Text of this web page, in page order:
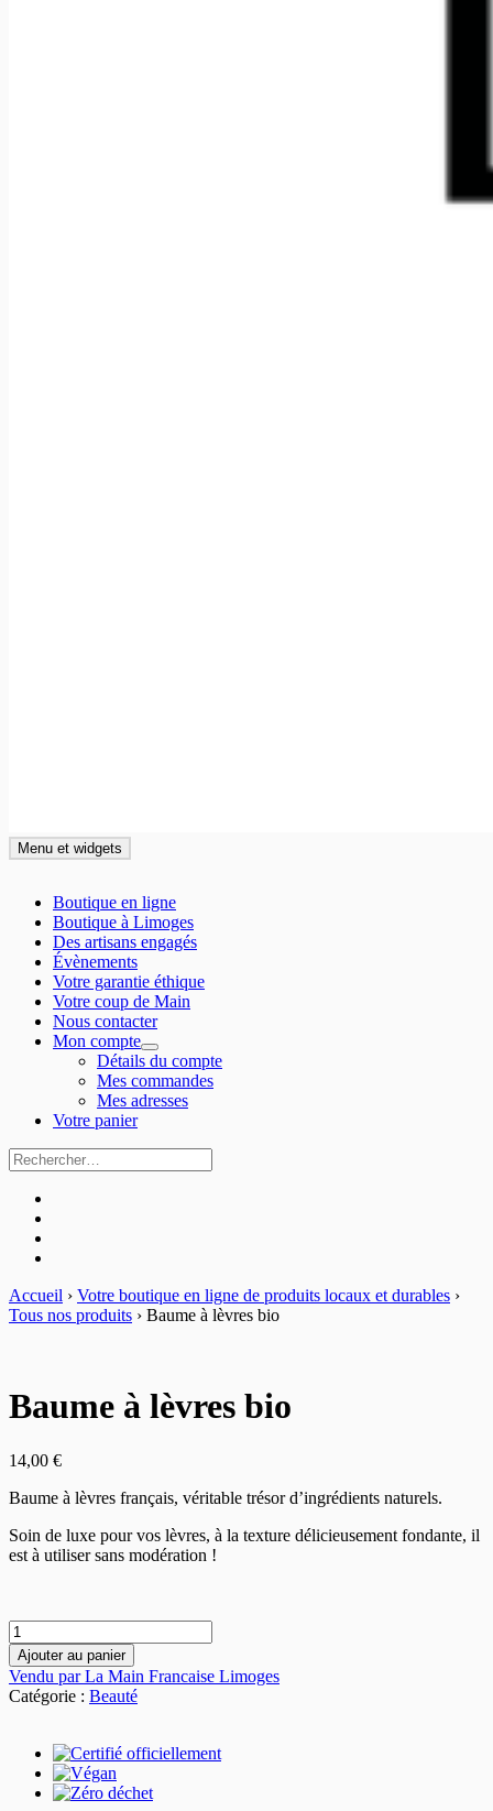
La Main Française
L'artisanat local, durable et désirable
Menu et widgets
Boutique en ligne
Boutique à Limoges
Des artisans engagés
Évènements
Votre garantie éthique
Votre coup de Main
Nous contacter
Mon compte
expand
child
menu
Détails du compte
Mes commandes
Mes adresses
Votre panier
Rechercher :
Accueil › Votre boutique en ligne de produits locaux et durables ›
Tous nos produits › Baume à lèvres bio
Baume à lèvres bio
14,00 €
Baume à lèvres français, véritable trésor d’ingrédients naturels.
Soin de luxe pour vos lèvres, à la texture délicieusement fondante, il
est à utiliser sans modération !
quantité
de
Baume
à
lèvres
Ajouter au panier
Vendu par La Main Francaise Limoges
Catégorie : Beauté